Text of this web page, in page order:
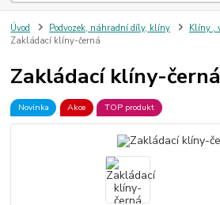
Úvod Podvozek, náhradní díly, klíny
Klíny ,
Zakládací klíny-černá
Zakládací klíny-černá
Novinka Akce TOP produkt